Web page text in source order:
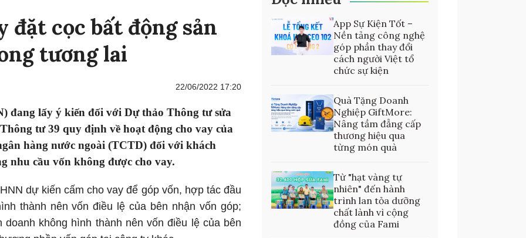
đặt cọc bất động sản
tương lai
22/06/2022 17:20
đang lấy ý kiến đối với Dự thảo Thông tư sửa
tư 39 quy định về hoạt động cho vay của
hàng nước ngoài (TCTD) đối với khách
nhu cầu vốn không được cho vay.
dự kiến cấm cho vay để góp vốn, hợp tác đầu
thành nên vốn điều lệ của bên nhận vốn góp;
không hình thành nên vốn điều lệ của bên
App Sự Kiện Tốt –
Nền tảng công nghệ
góp phần thay đổi
cách người Việt tổ
chức sự kiện
Quà Tặng Doanh
Nghiệp GiftMore:
Nâng tầm đẳng cấp
thương hiệu qua
từng món quà
Từ "hạt vàng tự
nhiên" đến hành
trình lan tỏa dưỡng
chất lành vì cộng
đồng của Fami